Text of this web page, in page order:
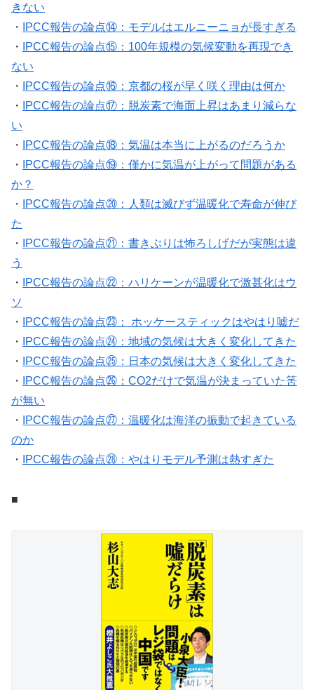
きない
・
IPCC報告の論点⑭：モデルはエルニーニョが長すぎる
・
IPCC報告の論点⑮：100年規模の気候変動を再現でき
ない
・
IPCC報告の論点⑯：京都の桜が早く咲く理由は何か
・
IPCC報告の論点⑰：脱炭素で海面上昇はあまり減らな
い
・
IPCC報告の論点⑱：気温は本当に上がるのだろうか
・
IPCC報告の論点⑲：僅かに気温が上がって問題がある
か？
・
IPCC報告の論点⑳：人類は滅びず温暖化で寿命が伸び
た
・
IPCC報告の論点㉑：書きぶりは怖ろしげだが実態は違
う
・
IPCC報告の論点㉒：ハリケーンが温暖化で激甚化はウ
ソ
・
IPCC報告の論点㉓： ホッケースティックはやはり嘘だ
・
IPCC報告の論点㉔：地域の気候は大きく変化してきた
・
IPCC報告の論点㉕：日本の気候は大きく変化してきた
・
IPCC報告の論点㉖：CO2だけで気温が決まっていた筈
が無い
・
IPCC報告の論点㉗：温暖化は海洋の振動で起きている
のか
・
IPCC報告の論点㉘：やはりモデル予測は熱すぎた
■